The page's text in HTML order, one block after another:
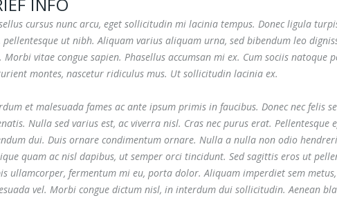
cursus nunc arcu, eget sollicitudin mi lacinia tempus. Donec ligula
pellentesque ut nibh. Aliquam varius aliquam urna, sed bibendum leo
Morbi vitae congue sapien. Phasellus accumsan mi ex. Cum sociis natoque
montes, nascetur ridiculus mus. Ut sollicitudin lacinia ex.
et malesuada fames ac ante ipsum primis in faucibus. Donec nec felis
Nulla sed varius est, ac viverra nisl. Cras nec purus erat. Pellentesque
dui. Duis ornare condimentum ornare. Nulla a nulla non odio
quam ac nisl dapibus, ut semper orci tincidunt. Sed sagittis eros ut
ullamcorper, fermentum mi eu, porta dolor. Aliquam imperdiet sem
vel. Morbi congue dictum nisl, in interdum dui sollicitudin. Aenean